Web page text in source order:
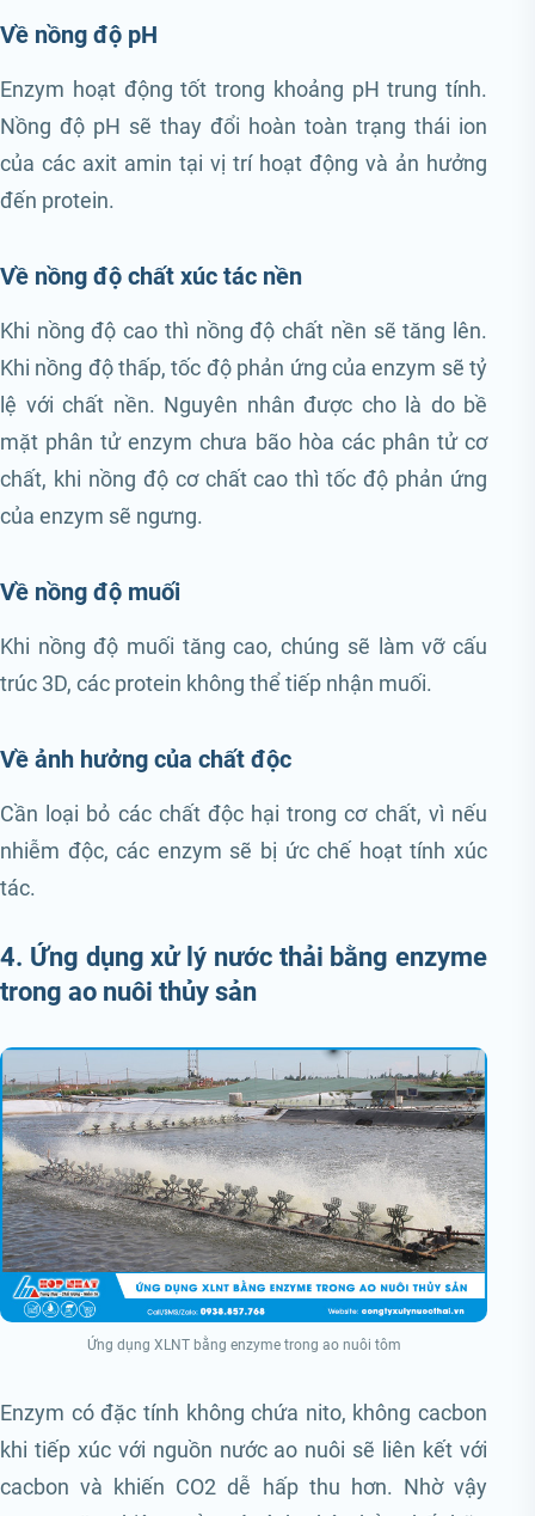
Về nồng độ pH
Enzym hoạt động tốt trong khoảng pH trung tính.
Nồng độ pH sẽ thay đổi hoàn toàn trạng thái ion
của các axit amin tại vị trí hoạt động và ản hưởng
đến protein.
Về nồng độ chất xúc tác nền
Khi nồng độ cao thì nồng độ chất nền sẽ tăng lên.
Khi nồng độ thấp, tốc độ phản ứng của enzym sẽ tỷ
lệ với chất nền. Nguyên nhân được cho là do bề
mặt phân tử enzym chưa bão hòa các phân tử cơ
chất, khi nồng độ cơ chất cao thì tốc độ phản ứng
của enzym sẽ ngưng.
Về nồng độ muối
Khi nồng độ muối tăng cao, chúng sẽ làm vỡ cấu
trúc 3D, các protein không thể tiếp nhận muối.
Về ảnh hưởng của chất độc
Cần loại bỏ các chất độc hại trong cơ chất, vì nếu
nhiễm độc, các enzym sẽ bị ức chế hoạt tính xúc
tác.
4. Ứng dụng xử lý nước thải bằng enzyme
trong ao nuôi thủy sản
Ứng dụng XLNT bằng enzyme trong ao nuôi tôm
Enzym có đặc tính không chứa nito, không cacbon
khi tiếp xúc với nguồn nước ao nuôi sẽ liên kết với
cacbon và khiến CO2 dễ hấp thu hơn. Nhờ vậy